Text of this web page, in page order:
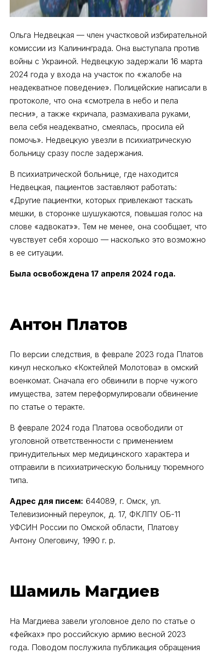
Ольга Недвецкая — член участковой избирательной
комиссии из Калининграда. Она выступала против
войны с Украиной. Недвецкую задержали 16 марта
2024 года у входа на участок по «жалобе на
неадекватное поведение». Полицейские написали в
протоколе, что она «смотрела в небо и пела
песни», а также «кричала, размахивала руками,
вела себя неадекватно, смеялась, просила ей
помочь». Недвецкую увезли в психиатрическую
больницу сразу после задержания.
В психиатрической больнице, где находится
Недвецкая, пациентов заставляют работать:
«Другие пациентки, которых привлекают таскать
мешки, в сторонке шушукаются, повышая голос на
слове «адвокат»». Тем не менее, она сообщает, что
чувствует себя хорошо — насколько это возможно
в ее ситуации.
Была освобождена 17 апреля 2024 года.
Антон Платов
По версии следствия, в феврале 2023 года Платов
кинул несколько «Коктейлей Молотова» в омский
военкомат. Сначала его обвинили в порче чужого
имущества, затем переформулировали обвинение
по статье о теракте.
В феврале 2024 года Платова освободили от
уголовной ответственности с применением
принудительных мер медицинского характера и
отправили в психиатрическую больницу тюремного
типа.
Адрес для писем: 644089, г. Омск, ул.
Телевизионный переулок, д. 17, ФКЛПУ ОБ-11
УФСИН России по Омской области, Платову
Антону Олеговичу, 1990 г. р.
Шамиль Магдиев
На Магдиева завели уголовное дело по статье о
«фейках» про российскую армию весной 2023
года. Поводом послужила публикация обращения